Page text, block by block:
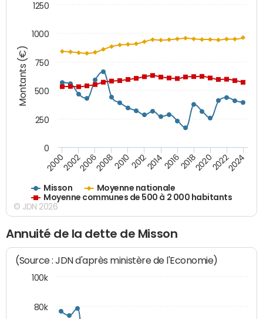
Montants (€)
Misson
Moyenne nationale
Moyenne communes de 500 à 2 000 habitants
200020022006200820102012201420162018202020222024
0
250
500
750
1000
1250
© JDN 2026
Annuité de la dette de Misson
(Source : JDN d'après ministère de l'Economie)
80k
100k